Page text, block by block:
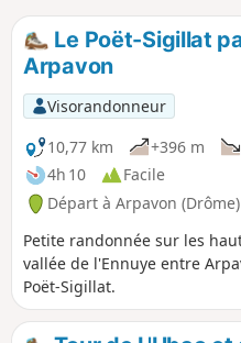
Le Poët-Sigillat
Arpavon
Visorandonneur
10,77 km
+396 m
4h 10
Facile
Départ à Arpavon (Drôme)
Petite randonnée sur les
vallée de l'Ennuye entre
Poët-Sigillat.